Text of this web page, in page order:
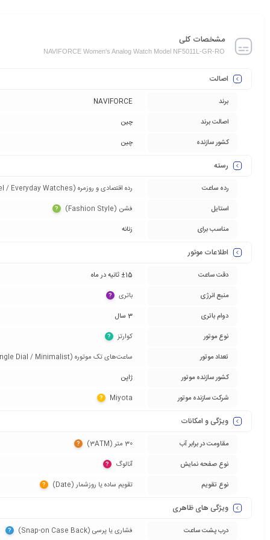
مشخصات کلی
NAVIFORCE Women's Analog Watch Model NF5011L-GR-RO
اصالت
برند
NAVIFORCE
اصالت برند
چین
کشور سازنده
چین
رسته
رده ساعت
رده اقتصادی و روزمره (Entry-Level / Everyday Watches)‏
استایل
فشن (Fashion Style)‏ ?
مناسب برای زنانه
اطلاعات موتور
دقت ساعت
±15 ثانیه در ماه
منبع انرژی
باتری‏ ?
دوام باتری
3 سال
نوع موتور
کوارتز‏ ?
تعداد موتور
ساعت‌های تک موتوره (Single Dial / Minimalist)‏
کشور سازنده موتور
ژاپن
شرکت سازنده موتور
Miyota‏
?
ویژگی و امکانات
مقاومت در برابر آب 30 متر (3ATM)‏ ?
نوع صفحه نمایش آنالوگ‏ ?
نوع تقویم تقویم ساده یا روزشمار (Date)‏ ?
ویژگی های ظاهری
درب پشت ساعت فشاری یا پرسی (Snap-on Case Back)‏ ?